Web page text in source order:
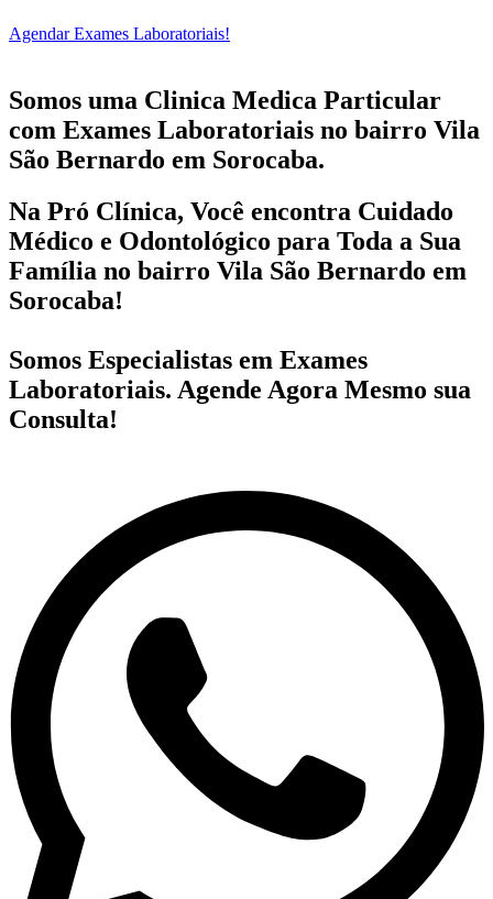
Agendar Exames Laboratoriais!
Somos uma Clinica Medica Particular
com Exames Laboratoriais no bairro Vila
São Bernardo em Sorocaba.
Na Pró Clínica, Você encontra Cuidado
Médico e Odontológico para Toda a Sua
Família no bairro Vila São Bernardo em
Sorocaba!
Somos Especialistas em Exames
Laboratoriais. Agende Agora Mesmo sua
Consulta!